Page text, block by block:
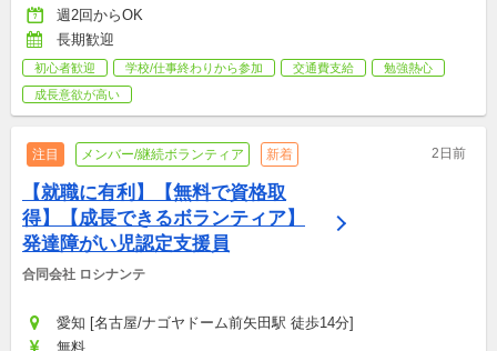
週2回からOK
長期歓迎
初心者歓迎 学校/仕事終わりから参加 交通費支給
勉強熱心
成長意欲が高い
注目 メンバー/継続ボランティア 新着 2日前
【就職に有利】【無料で資格取
得】【成長できるボランティア】
発達障がい児認定支援員
合同会社 ロシナンテ
愛知 [名古屋/ナゴヤドーム前矢田駅 徒歩14分]
無料